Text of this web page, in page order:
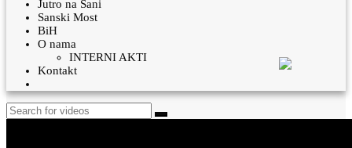
Jutro na Sani
Sanski Most
BiH
O nama
INTERNI AKTI
Kontakt